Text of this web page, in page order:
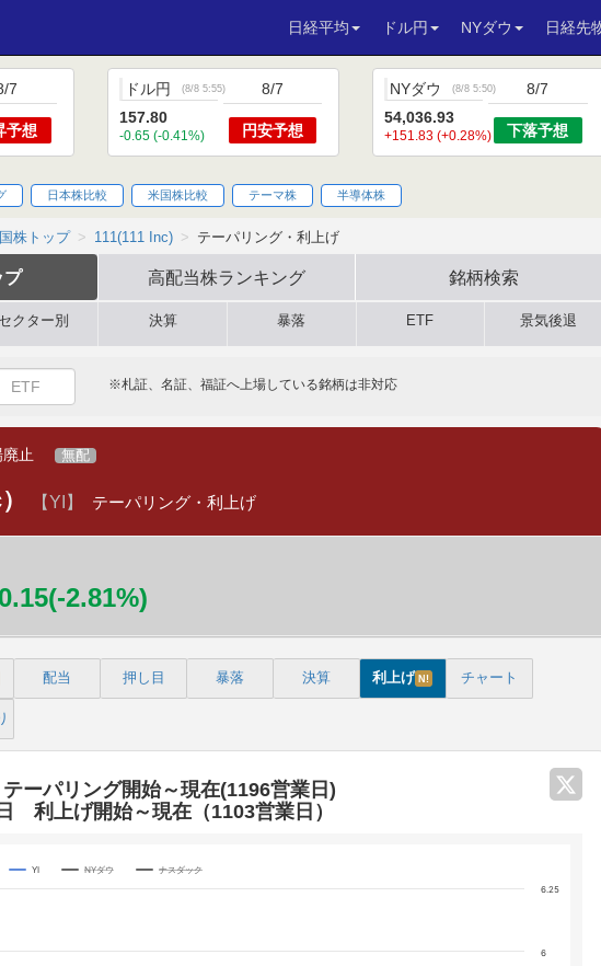
日経平均 ドル円 NYダウ 日経先
7
予想
ドル円 (8/8 5:55)
157.80
-0.65 (-0.41%)
8/7
円安予想
NYダウ (8/8 5:50)
54,036.93
+151.83 (+0.28%)
8/7
下落予想
日本株比較 米国株比較 テーマ株 半導体株
株トップ 111(111 Inc) テーパリング・利上げ
プ 高配当株ランキング 銘柄検索
セクター別 決算 暴落 ETF 景気後退
※札証、名証、福証へ上場している銘柄は非対応
止 無配
【YI】 テーパリング・利上げ
2.81%)
配当 押し目 暴落 決算 利上げ N! チャート
ーパリング開始～現在(1196営業日)
利上げ開始～現在（1103営業日）
displaying categories.
YI NYダウ ナスダック
6
6.25